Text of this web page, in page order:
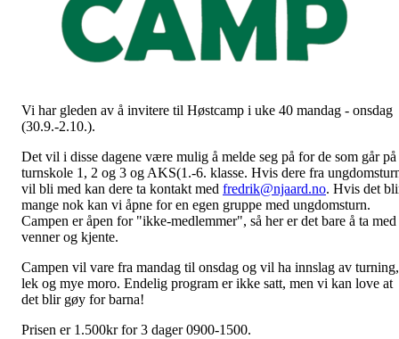
Vi har gleden av å invitere til Høstcamp i uke 40 mandag - onsdag
(30.9.-2.10.).
Det vil i disse dagene være mulig å melde seg på for de som går på
turnskole 1, 2 og 3 og AKS(1.-6. klasse. Hvis dere fra
vil bli med kan dere ta kontakt med fredrik@njaard.no. Hvis det
mange nok kan vi åpne for en egen gruppe med ungdomsturn.
Campen er åpen for "ikke-medlemmer", så her er det bare å ta med
venner og kjente.
Campen vil vare fra mandag til onsdag og vil ha innslag av turning,
lek og mye moro. Endelig program er ikke satt, men vi kan love at
det blir gøy for barna!
Prisen er 1.500kr for 3 dager 0900-1500.